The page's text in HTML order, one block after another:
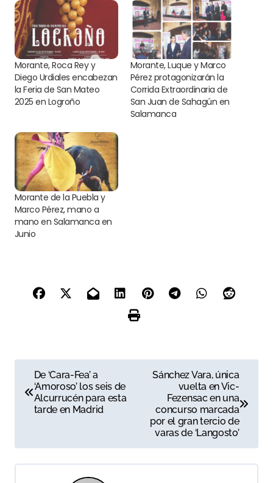
Morante, Roca Rey y
Diego Urdiales encabezan
la Feria de San Mateo
2025 en Logroño
Morante, Luque y Marco
Pérez protagonizarán la
Corrida Extraordinaria de
San Juan de Sahagún en
Salamanca
Morante de la Puebla y
Marco Pérez, mano a
mano en Salamanca en
Junio
a
e
g
De ‘Cara-Fea’ a
‘Amoroso’ los seis de
Alcurrucén para esta
tarde en Madrid
Sánchez Vara, única
vuelta en Vic-
Fezensac en una
concurso marcada
por el gran tercio de
varas de ‘Langosto’